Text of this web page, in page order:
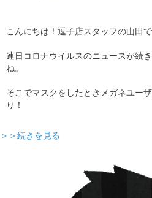
こんにちは！逗子店スタッフの山田で
連日コロナウイルスのニュースが続
ね。
そこでマスクをしたときメガネユー
り！
＞＞続きを見る